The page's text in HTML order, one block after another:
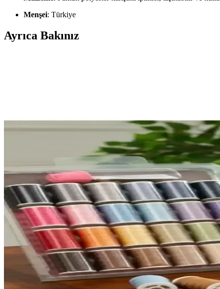
Menşei: Türkiye
Ayrıca Bakınız
Bu set, ev tipi dikiş projeleri için temel ve pratik başlangıç sunar; 6
gösterebilir; DALI iğneler kaliteli performans sağlar; uyum
Sermet Süs Dünyası Punch Nakışı Seti: Başlangıç
Sermet Süs Dünyası punch nakışı seti, yüksek kaliteli malzemeleri
Cocoloco Home Dikiş Sökme ve İplik Takma
Dikiş ve nakış projelerinde verimliliği artıran Cocoloco Home seti,
XBYC 9017 Top Iğne Seti: Dayanıklı ve Çok
Yüksek kalite ve dayanıklılığa sahip XBYC 9017 Top Iğne Seti,
Turkuvaz Patrones Temel Dikiş Seti ile Kaliteli ve
Turkuvaz Patrones Temel Dikiş, yüksek kalite malzemeleri ve